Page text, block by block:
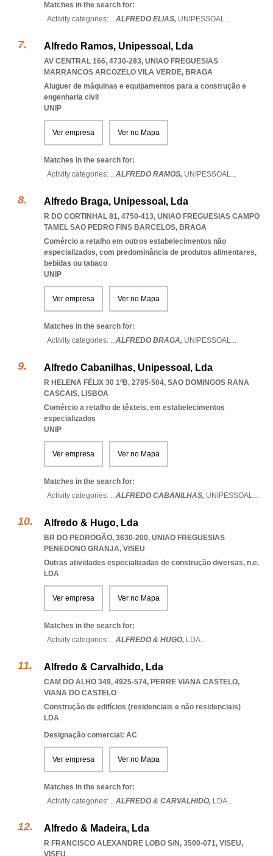
Matches in the search for:
Activity categories: ...ALFREDO ELIAS, UNIPESSOAL...
Alfredo Ramos, Unipessoal, Lda
AV CENTRAL 166, 4730-283, UNIAO FREGUESIAS
MARRANCOS ARCOZELO VILA VERDE, BRAGA
Aluguer de máquinas e equipamentos para a construção e
engenharia civil
UNIP
Ver empresa Ver no Mapa
Matches in the search for:
Activity categories: ...ALFREDO RAMOS, UNIPESSOAL...
Alfredo Braga, Unipessoal, Lda
R DO CORTINHAL 81, 4750-413, UNIAO FREGUESIAS CAMPO
TAMEL SAO PEDRO FINS BARCELOS, BRAGA
Comércio a retalho em outros estabelecimentos não
especializados, com predominância de produtos alimentares,
bebidas ou tabaco
UNIP
Ver empresa Ver no Mapa
Matches in the search for:
Activity categories: ...ALFREDO BRAGA, UNIPESSOAL...
Alfredo Cabanilhas, Unipessoal, Lda
R HELENA FÉLIX 30 1ºB, 2785-504, SAO DOMINGOS RANA
CASCAIS, LISBOA
Comércio a retalho de têxteis, em estabelecimentos
especializados
UNIP
Ver empresa Ver no Mapa
Matches in the search for:
Activity categories: ...ALFREDO CABANILHAS, UNIPESSOAL...
Alfredo & Hugo, Lda
BR DO PEDROGÃO, 3630-200, UNIAO FREGUESIAS
PENEDONO GRANJA, VISEU
Outras atividades especializadas de construção diversas, n.e.
LDA
Ver empresa Ver no Mapa
Matches in the search for:
Activity categories: ...ALFREDO & HUGO, LDA...
Alfredo & Carvalhido, Lda
CAM DO ALHO 349, 4925-574, PERRE VIANA CASTELO,
VIANA DO CASTELO
Construção de edifícios (residenciais e não residenciais)
LDA
Designação comercial: AC
Ver empresa Ver no Mapa
Matches in the search for:
Activity categories: ...ALFREDO & CARVALHIDO, LDA...
Alfredo & Madeira, Lda
R FRANCISCO ALEXANDRE LOBO S/N, 3500-071, VISEU,
VISEU